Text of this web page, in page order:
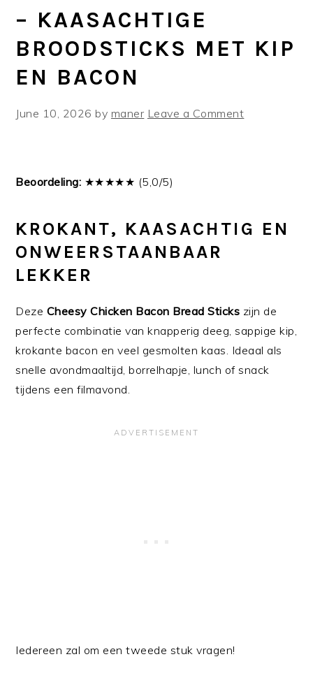
– KAASACHTIGE
BROODSTICKS MET KIP
EN BACON
June 10, 2026 by maner Leave a Comment
Beoordeling: ★★★★★ (5,0/5)
KROKANT, KAASACHTIG EN
ONWEERSTAANBAAR
LEKKER
Deze Cheesy Chicken Bacon Bread Sticks zijn de
perfecte combinatie van knapperig deeg, sappige kip,
krokante bacon en veel gesmolten kaas. Ideaal als
snelle avondmaaltijd, borrelhapje, lunch of snack
tijdens een filmavond.
Iedereen zal om een tweede stuk vragen!